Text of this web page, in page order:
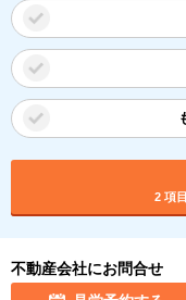
2 項
不動産会社にお問合せ